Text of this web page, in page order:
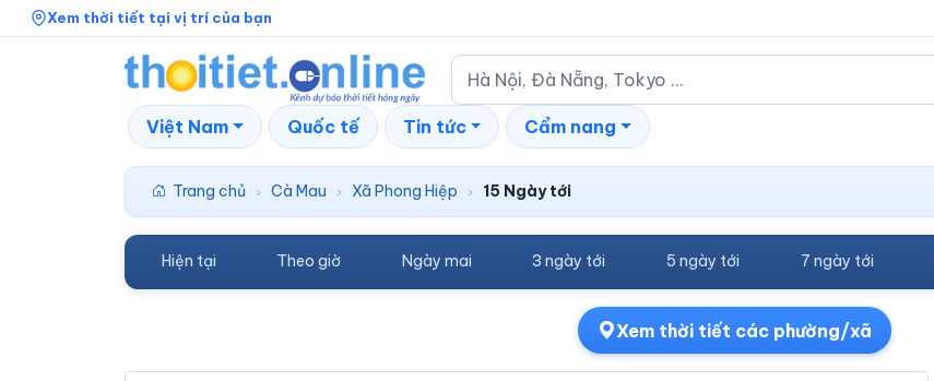
Xem thời tiết tại vị trí của bạn
Việt Nam Quốc tế Tin tức Cẩm nang
Trang chủ › Cà Mau › Xã Phong Hiệp › 15 Ngày tới
Hiện tại Theo giờ Ngày mai 3 ngày tới 5 ngày tới 7 ngày tới
Xem thời tiết các phường/xã